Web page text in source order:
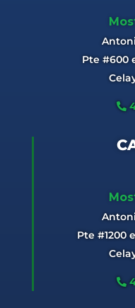
Pte #600
Pte #1200